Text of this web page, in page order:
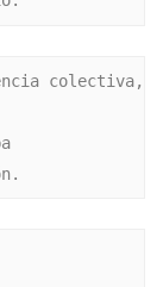
colectiva,